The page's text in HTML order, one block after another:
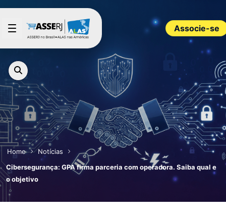
Pular para o Conteúdo principal
Associe-se
Home
Notícias
Cibersegurança: GPA firma parceria com operadora. Saiba qual e
o objetivo